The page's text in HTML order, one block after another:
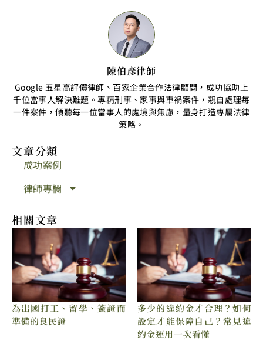
陳伯彥律師
Google 五星高評價律師、百家企業合作法律顧問，成功協助上
千位當事人解決難題。專精刑事、家事與車禍案件，親自處理每
一件案件，傾聽每一位當事人的處境與焦慮，量身打造專屬法律
策略。
文章分類
成功案例
律師專欄
相關文章
為出國打工、留學、簽證而
準備的良民證
多少的違約金才合理？如何
設定才能保障自己？常見違
約金運用一次看懂